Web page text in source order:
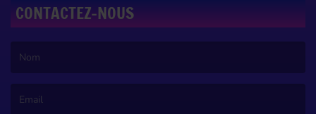
CONTACTEZ-NOUS